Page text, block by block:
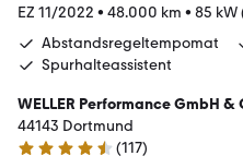
EZ 11/2022 • 48.000 km • 85 kW
Abstandsregeltempomat
Spurhalteassistent
WELLER Performance GmbH &
44143 Dortmund
4.6 Sterne
(117)